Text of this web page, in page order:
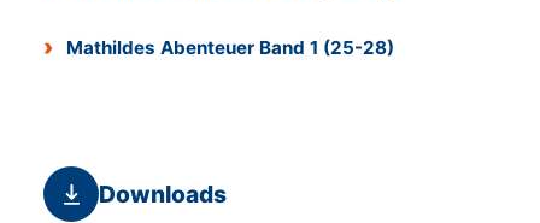
Mathildes Abenteuer Band 1 (25-28)
Downloads